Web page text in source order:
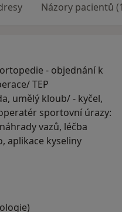
Názory pacientů
- objednání k
TEP
umělý kloub/ - kyčel,
sportovní úrazy:
vazů, léčba
aplikace kyseliny
republiky i ze
Francie/